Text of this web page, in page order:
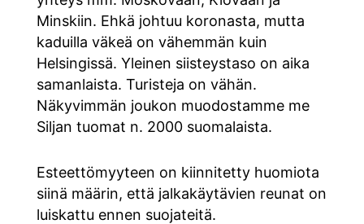
Minskiin. Ehkä johtuu koronasta, mutta
kaduilla väkeä on vähemmän kuin
Helsingissä. Yleinen siisteystaso on aika
samanlaista. Turisteja on vähän.
Näkyvimmän joukon muodostamme me
Siljan tuomat n. 2000 suomalaista.
Esteettömyyteen on kiinnitetty huomiota
siinä määrin, että jalkakäytävien reunat on
luiskattu ennen suojateitä.